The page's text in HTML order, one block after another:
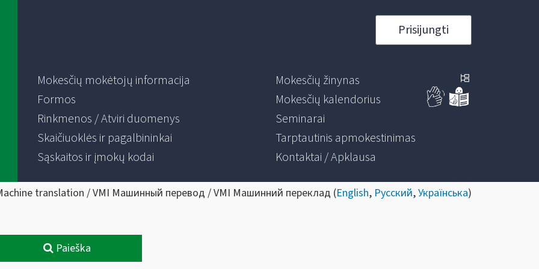
Prisijungti
Mokesčių mokėtojų informacija
Formos
Rinkmenos / Atviri duomenys
Skaičiuoklės ir pagalbininkai
Sąskaitos ir įmokų kodai
Mokesčių žinynas
Mokesčių kalendorius
Seminarai
Tarptautinis apmokestinimas
Kontaktai / Apklausa
translation / VMI Машинный перевод / VMI Машинний переклад (English, Русский,Українська)
Paieška